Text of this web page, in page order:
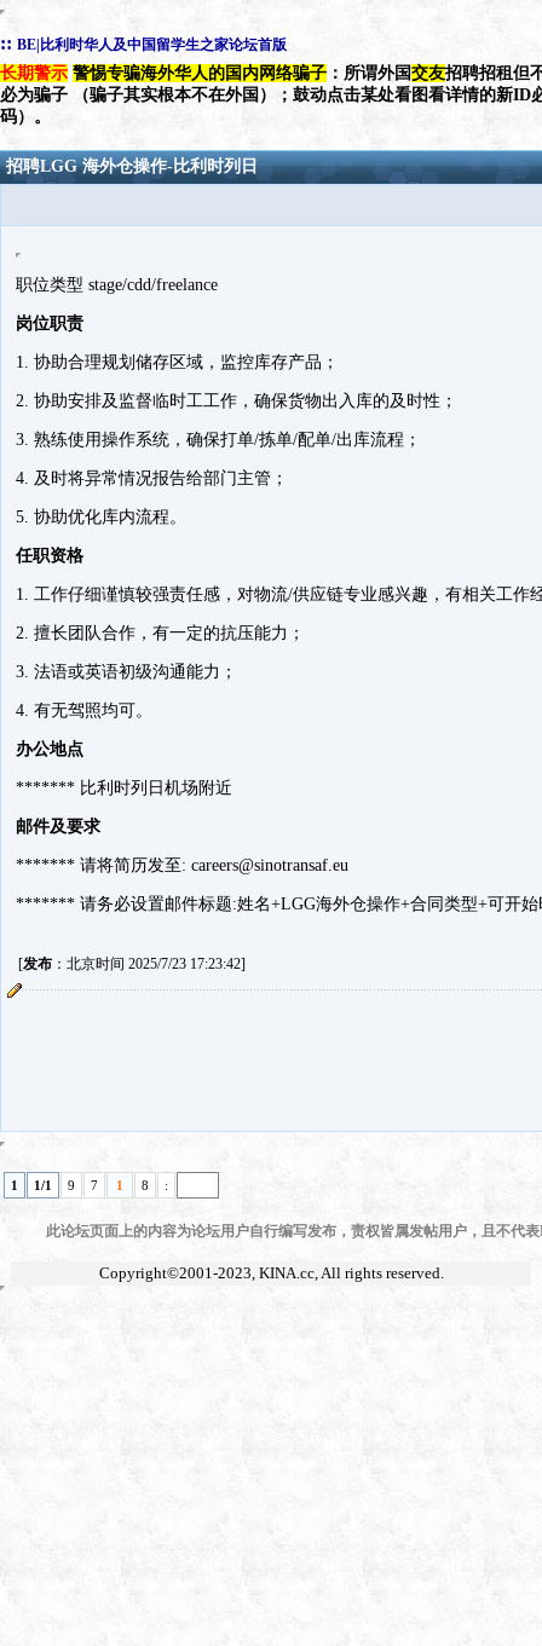
:: BE|比利时华人及中国留学生之家论坛首版
长期警示 警惕专骗海外华人的国内网络骗子 ：所谓外国交友招聘招租但
必为骗子 （骗子其实根本不在外国）；鼓动点击某处看图看详情的新ID
码）。
招聘LGG 海外仓操作-比利时列日
职位类型 stage/cdd/freelance
岗位职责
1. 协助合理规划储存区域，监控库存产品；
2. 协助安排及监督临时工工作，确保货物出入库的及时性；
3. 熟练使用操作系统，确保打单/拣单/配单/出库流程；
4. 及时将异常情况报告给部门主管；
5. 协助优化库内流程。
任职资格
1. 工作仔细谨慎较强责任感，对物流/供应链专业感兴趣，有相关工作
2. 擅长团队合作，有一定的抗压能力；
3. 法语或英语初级沟通能力；
4. 有无驾照均可。
办公地点
******* 比利时列日机场附近
邮件及要求
******* 请将简历发至: careers@sinotransaf.eu
******* 请务必设置邮件标题:姓名+LGG海外仓操作+合同类型+可开始
[发布：北京时间 2025/7/23 17:23:42]
1 1/1 9 7 1 8 :
此论坛页面上的内容为论坛用户自行编写发布，责权皆属发帖用户，且不代
Copyright©2001-2023, KINA.cc, All rights reserved.